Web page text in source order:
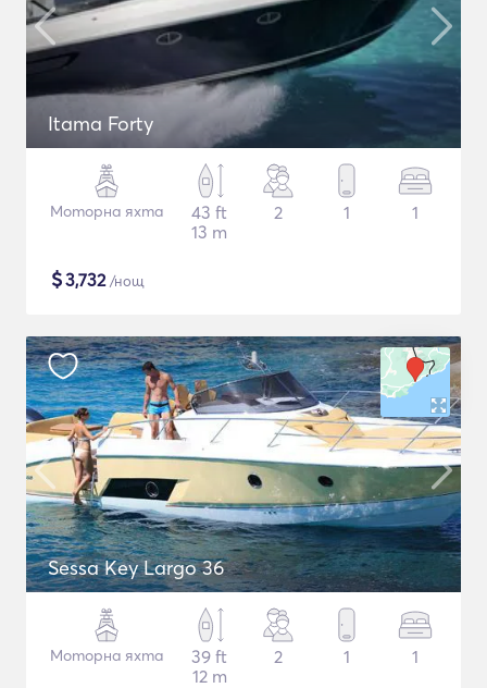
Itama Forty
Моторна яхта
43 ft
13 m
2 1 1
$3,732/нощ
Sessa Key Largo 36
Моторна яхта
39 ft
12 m
2 1 1